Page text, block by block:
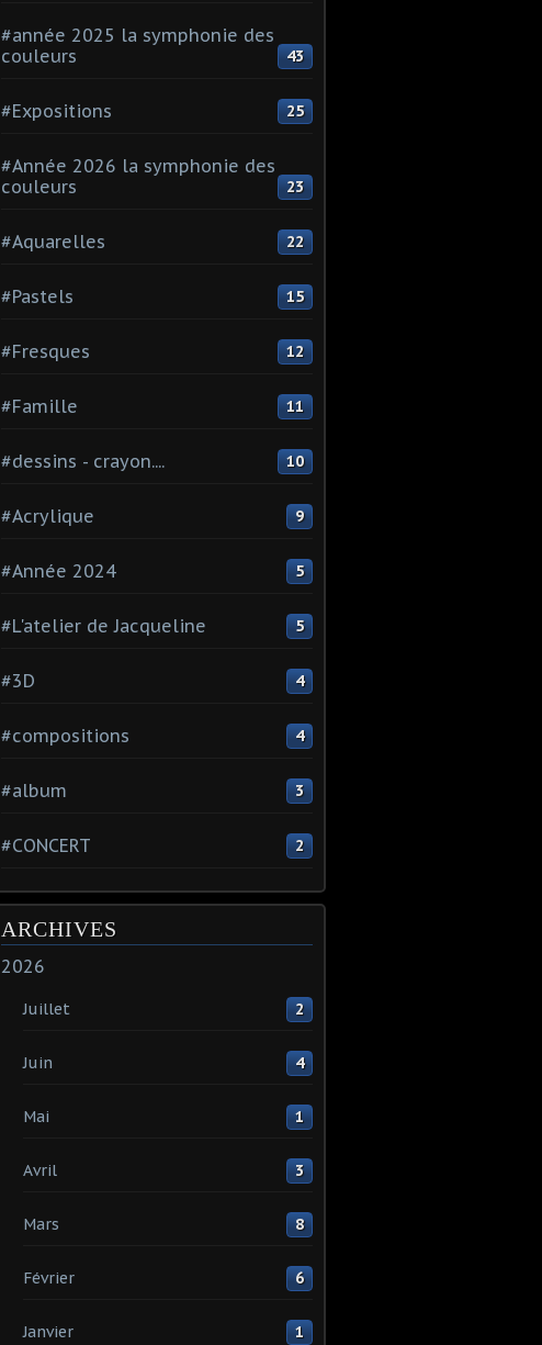
#année 2025 la symphonie des
couleurs
43
#Expositions 25
#Année 2026 la symphonie des
couleurs
23
#Aquarelles 22
#Pastels 15
#Fresques 12
#Famille 11
#dessins - crayon.... 10
#Acrylique 9
#Année 2024 5
#L'atelier de Jacqueline 5
#3D 4
#compositions 4
#album 3
#CONCERT 2
ARCHIVES
2026
Juillet 2
Juin 4
Mai 1
Avril 3
Mars 8
Février 6
Janvier 1